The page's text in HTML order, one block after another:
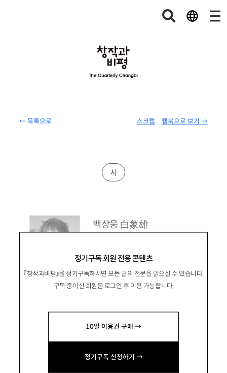
← 목록으로 웹북으로 보기 →
스크랩
정기구독 회원 전용 콘텐츠
『창작과비평』을 정기구독하시면 모든 글의 전문을 읽으실 수 있습니다.
구독 중이신 회원은 로그인 후 이용 가능합니다.
10일 이용권 구매 →
정기구독 신청하기 →
시
백상웅 白象雄
생.
bluepostman@naver.com
꽃 피는 철공소